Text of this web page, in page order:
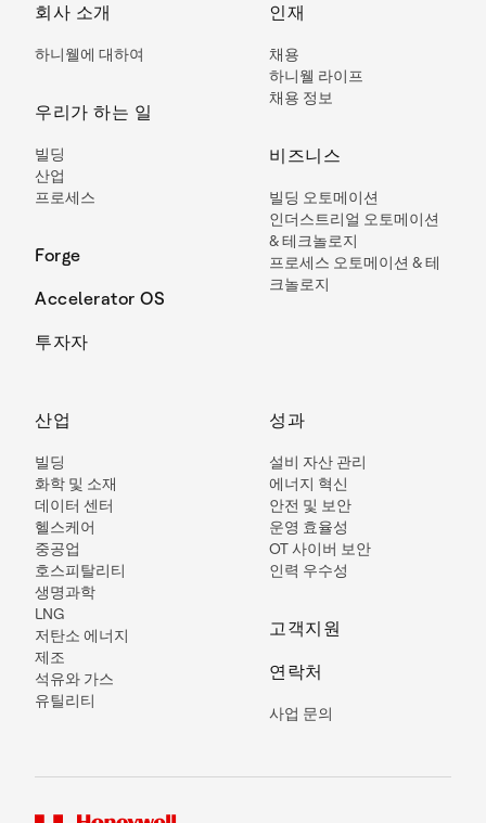
회사 소개
하니웰에 대하여
우리가 하는 일
빌딩
산업
프로세스
Forge
Accelerator OS
투자자
인재
채용
하니웰 라이프
채용 정보
비즈니스
빌딩 오토메이션
인더스트리얼 오토메이션
& 테크놀로지
프로세스 오토메이션 & 테
크놀로지
산업
빌딩
화학 및 소재
데이터 센터
헬스케어
중공업
호스피탈리티
생명과학
LNG
저탄소 에너지
제조
석유와 가스
유틸리티
성과
설비 자산 관리
에너지 혁신
안전 및 보안
운영 효율성
OT 사이버 보안
인력 우수성
고객지원
연락처
사업 문의